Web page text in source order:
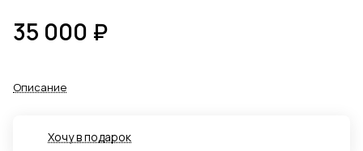
35 000 ₽
Описание
Хочу в подарок